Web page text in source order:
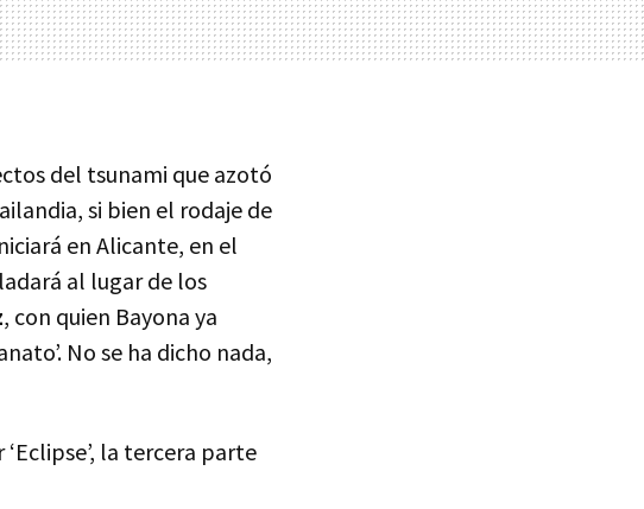
del tsunami que azotó
si bien el rodaje de
en Alicante, en el
al lugar de los
, con quien Bayona ya
No se ha dicho nada,
la tercera parte